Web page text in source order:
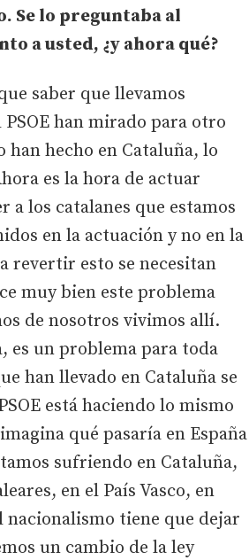
Se lo preguntaba al
a usted, ¿y ahora qué?
saber que llevamos
han mirado para otro
han hecho en Cataluña, lo
es la hora de actuar
los catalanes que estamos
en la actuación y no en la
revertir esto se necesitan
muy bien este problema
de nosotros vivimos allí.
es un problema para toda
han llevado en Cataluña se
está haciendo lo mismo
qué pasaría en España
sufriendo en Cataluña,
en el País Vasco, en
nacionalismo tiene que dejar
un cambio de la ley